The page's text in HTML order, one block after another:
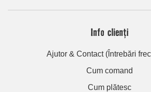
Info clienți
Ajutor & Contact (Întrebări
Cum comand
Cum plătesc